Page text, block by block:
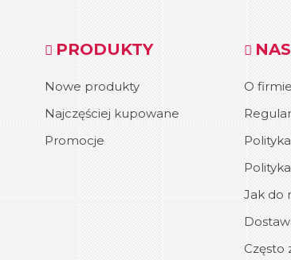
PRODUKTY
Nowe produkty
Najczęściej kupowane
Promocje
O firmie
Jak do
Często